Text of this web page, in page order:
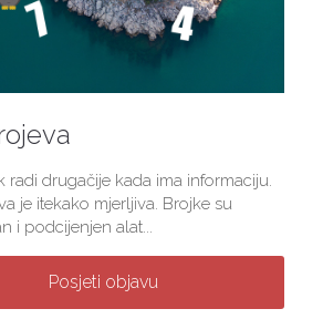
radi drugačije kada ima informaciju.
je itekako mjerljiva. Brojke su
i podcijenjen alat...
Posjeti objavu